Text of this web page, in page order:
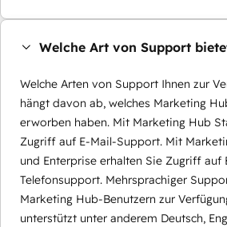
Welche Art von Support
Welche Arten von Support Ihnen zur
hängt davon ab, welches Marketing
erworben haben. Mit Marketing Hub
Zugriff auf E-Mail-Support. Mit
und Enterprise erhalten Sie Zugriff auf
Telefonsupport. Mehrsprachiger
Marketing Hub-Benutzern zur
unterstützt unter anderem Deutsch,